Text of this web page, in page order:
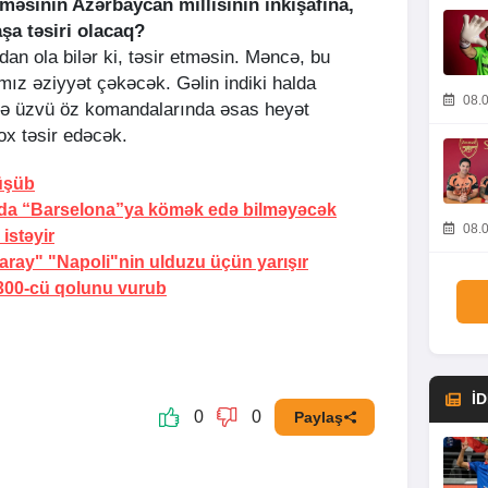
Azərbaycan millisinin inkişafına,
təsiri olacaq?
ola bilər ki, təsir etməsin. Məncə, bu
əziyyət çəkəcək. Gəlin indiki halda
üzvü öz komandalarında əsas heyət
təsir edəcək.
“Barselona”ya kömək edə bilməyəcək
istəyir
"Napoli"nin ulduzu üçün yarışır
cü qolunu vurub
0 0 Paylaş